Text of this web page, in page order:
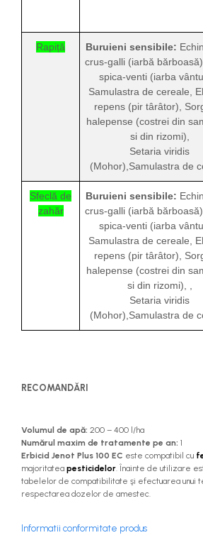
Rapiță Buruieni sensibile:
crus-galli (iarbă
spica-venti (iarba
Samulastra de cereale,
repens (pir târâtor),
halepense (costrei din
si din rizomi),
Setaria viridis
(Mohor), Samulastra de
Sfeclă de
zahăr
Buruieni sensibile:
crus-galli (iarbă
spica-venti (iarba
Samulastra de cereale,
repens (pir târâtor),
halepense (costrei din
si din rizomi), ,
Setaria viridis
(Mohor), Samulastra de
RECOMANDĂRI
Volumul de apă: 200 – 400 l/ha
Numărul maxim de tratamente pe an: 1
Erbicid Jenot Plus 100 EC este compatibil cu
majoritatea pesticidelor. Înainte de utilizare
tabelelor de compatibilitate şi efectuarea unui
respectarea dozelor de amestec.
Informatii conformitate produs